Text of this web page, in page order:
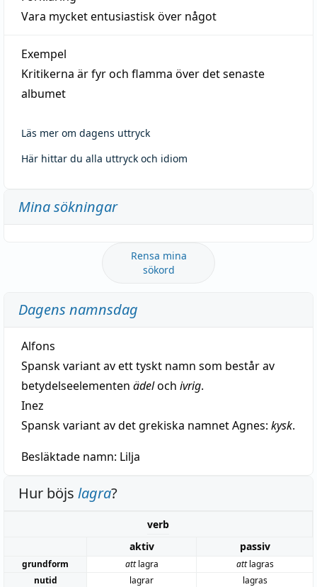
Vara mycket entusiastisk över något
Exempel
Kritikerna är fyr och flamma över det senaste
albumet
Läs mer om dagens uttryck
Här hittar du alla uttryck och idiom
Mina sökningar
Rensa mina
sökord
Dagens namnsdag
Alfons
Spansk variant av ett tyskt namn som består av
betydelseelementen ädeloch ivrig.
Inez
Spansk variant av det grekiska namnet Agnes: kysk.
Besläktade namn: Lilja
Hur böjs lagra?
verb
aktiv
passiv
grundform attlagra attlagras
nutid
lagrar
lagras